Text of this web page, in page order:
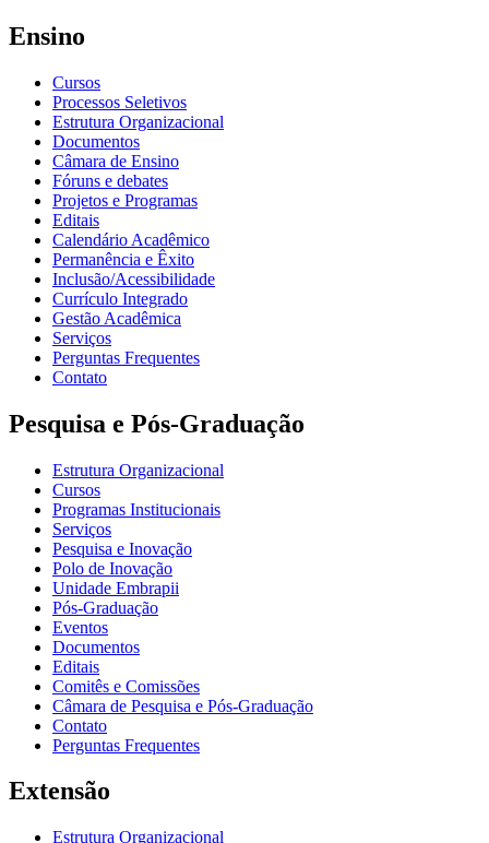
Ensino
Cursos
Processos Seletivos
Estrutura Organizacional
Documentos
Câmara de Ensino
Fóruns e debates
Projetos e Programas
Editais
Calendário Acadêmico
Permanência e Êxito
Inclusão/Acessibilidade
Currículo Integrado
Gestão Acadêmica
Serviços
Perguntas Frequentes
Contato
Pesquisa e Pós-Graduação
Estrutura Organizacional
Cursos
Programas Institucionais
Serviços
Pesquisa e Inovação
Polo de Inovação
Unidade Embrapii
Pós-Graduação
Eventos
Documentos
Editais
Comitês e Comissões
Câmara de Pesquisa e Pós-Graduação
Contato
Perguntas Frequentes
Extensão
Estrutura Organizacional